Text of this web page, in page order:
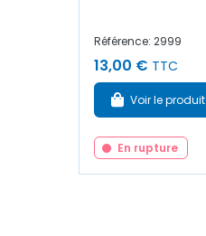
Référence: 2999
13,00 € TTC
Voir le produit
En rupture